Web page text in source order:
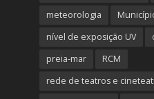
meteorologia
nível de exposição UV
preia-mar
RCM
rede de teatros e